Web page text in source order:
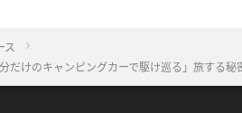
ス
分だけのキャンピングカーで駆け巡る」旅する